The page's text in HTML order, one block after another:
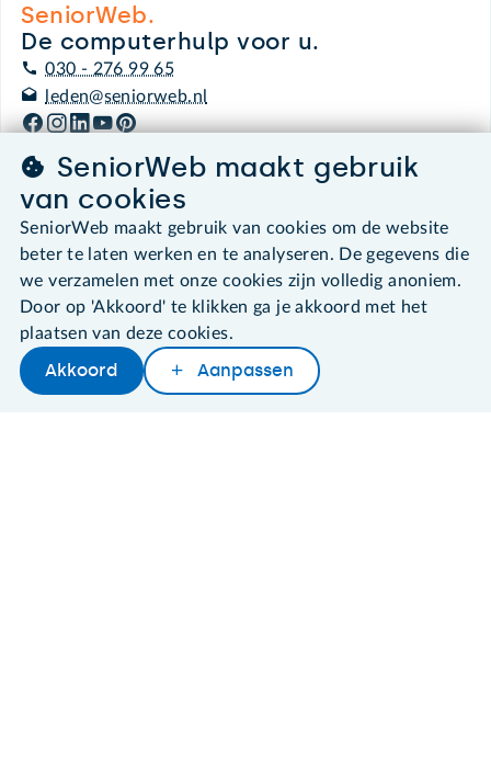
Later lezen Delen Woordenboek
SeniorWeb.
De computerhulp voor u.
030 - 276 99 65
leden@seniorweb.nl
©2026 SeniorWeb
Algemene voorwaarden
Disclaimer
Privacybeleid
About SeniorWeb
SeniorWeb maakt gebruik
van cookies
SeniorWeb maakt gebruik van cookies om de website
beter te laten werken en te analyseren. De gegevens die
we verzamelen met onze cookies zijn volledig anoniem.
Door op 'Akkoord' te klikken ga je akkoord met het
plaatsen van deze cookies.
Akkoord Aanpassen